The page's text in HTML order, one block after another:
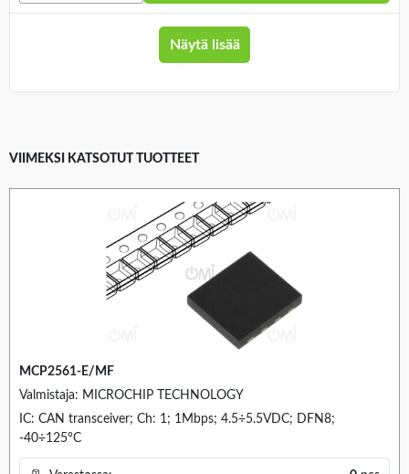
Näytä lisää
VIIMEKSI KATSOTUT TUOTTEET
MCP2561-E/MF
Valmistaja: MICROCHIP TECHNOLOGY
IC: CAN transceiver; Ch: 1; 1Mbps; 4.5÷5.5VDC; DFN8;
-40÷125°C